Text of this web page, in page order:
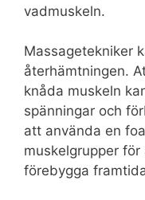
vadmuskeln.
Massagetekniker
återhämtningen.
knåda muskeln
spänningar och
att använda en
muskelgrupper
förebygga